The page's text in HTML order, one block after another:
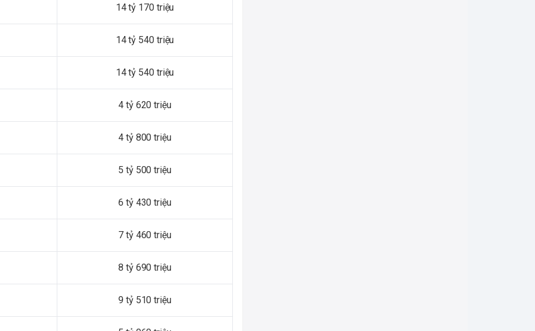
14 tỷ 170 triệu
14 tỷ 540 triệu
14 tỷ 540 triệu
4 tỷ 620 triệu
4 tỷ 800 triệu
5 tỷ 500 triệu
6 tỷ 430 triệu
7 tỷ 460 triệu
8 tỷ 690 triệu
9 tỷ 510 triệu